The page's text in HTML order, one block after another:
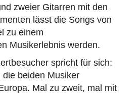
zweier Gitarren mit den
lässt die Songs von
zu einem
Musikerlebnis werden.
spricht für sich:
beiden Musiker
Mal zu zweit, mal mit